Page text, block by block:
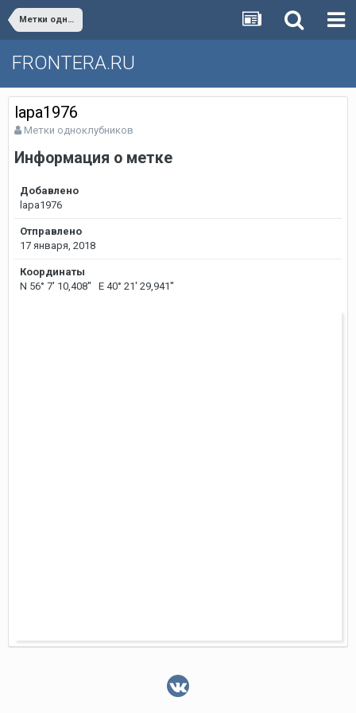
Метки одноклубников
FRONTERA.RU
lapa1976
Метки одноклубников
Информация о метке
Добавлено
lapa1976
Отправлено
17 января, 2018
Координаты
N 56° 7' 10,408'' E 40° 21' 29,941''